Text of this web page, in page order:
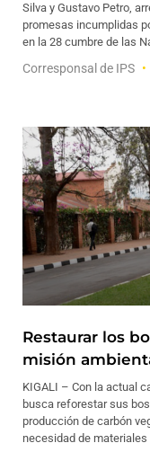
Silva y Gustavo Petro,
promesas incumplidas
en la 28 cumbre de las
Corresponsal de IPS
Restaurar los
misión
KIGALI – Con la actual
busca reforestar sus
producción de carbón
necesidad de